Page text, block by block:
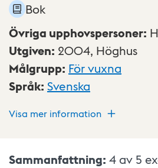
Bok
Övriga upphovspersoner:
Utgiven: 2004, Höghus
Målgrupp: För vuxna
Språk: Svenska
Visa mer information
Sammanfattning: 4 av 5